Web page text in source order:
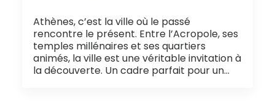
Athènes, c’est la ville où le passé
rencontre le présent. Entre l’Acropole, ses
temples millénaires et ses quartiers
animés, la ville est une véritable invitation à
la découverte. Un cadre parfait pour un…